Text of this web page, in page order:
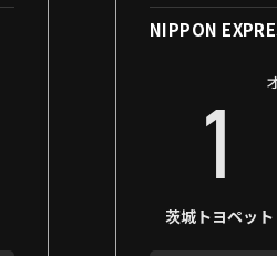
NIPPON
1
茨城トヨペット